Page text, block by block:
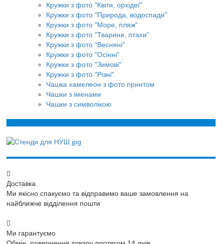
Кружки з фото "Квіти, орхідеї"
Кружки з фото "Природа, водоспади"
Кружки з фото "Море, пляж"
Кружки з фото "Тварини, птахи"
Кружки з фото "Весняні"
Кружки з фото "Осінні"
Кружки з фото "Зимові"
Кружки з фото "Різні"
Чашка хамелеон з фото принтом
Чашки з іменами
Чашки з символікою
Доставка
Ми якісно спакуємо та відправимо ваше замовлення на
найближче відділення пошти
Ми гарантуємо